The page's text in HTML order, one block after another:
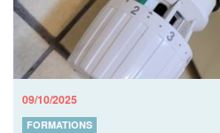
09/10/2025
FORMATIONS